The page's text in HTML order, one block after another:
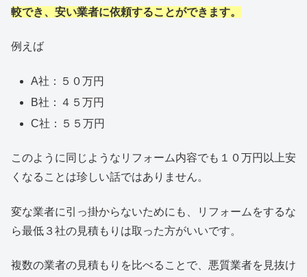
較でき、安い業者に依頼することができます。
例えば
A社：５０万円
B社：４５万円
C社：５５万円
このように同じようなリフォーム内容でも１０万円以上安
くなることは珍しい話ではありません。
変な業者に引っ掛からないためにも、リフォームをするな
ら最低３社の見積もりは取った方がいいです。
複数の業者の見積もりを比べることで、悪質業者を見抜け